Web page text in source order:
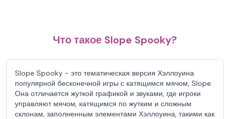
Что такое Slope Spooky?
Slope Spooky - это тематическая версия Хэллоуина
популярной бесконечной игры с катящимся мячом, Slope.
Она отличается жуткой графикой и звуками, где игроки
управляют мячом, катящимся по жутким и сложным
склонам, заполненным элементами Хэллоуина, такими как